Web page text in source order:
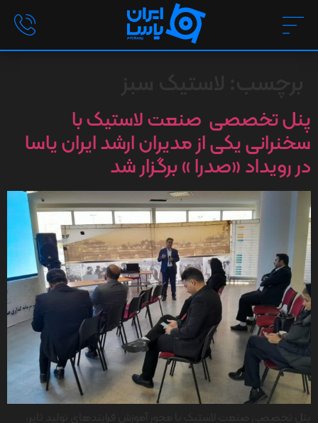
پنل تخصصی صنعت لاستیک با
سخنرانی یکی از مدیران ارشد ایران یاسا
در رویداد «صدرا » برگزار شد